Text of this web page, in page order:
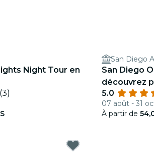
Night Tour en
(3)
San Diego
San Diego
découvrez
d'intérêt
5.0
07 août - 31
À partir de